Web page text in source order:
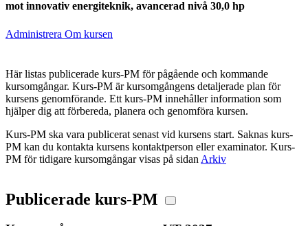
mot innovativ energiteknik, avancerad nivå 30,0 hp
Administrera Om kursen
Här listas publicerade kurs-PM för pågående och kommande
kursomgångar. Kurs-PM är kursomgångens detaljerade plan för
kursens genomförande. Ett kurs-PM innehåller information som
hjälper dig att förbereda, planera och genomföra kursen.
Kurs-PM ska vara publicerat senast vid kursens start. Saknas kurs-
PM kan du kontakta kursens kontaktperson eller examinator. Kurs-
PM för tidigare kursomgångar visas på sidan Arkiv
Publicerade kurs-PM